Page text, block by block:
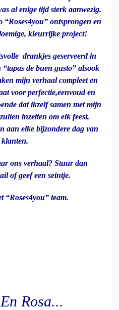
al enige tijd sterk aanwezig.
ontsprongen en
kleurrijke project!
drankjes geserveerd in
de buen gusto” alsook
mijn verhaal compleet en
voor perfectie,eenvoud en
dat ikzelf samen met mijn
inzetten om elk feest,
aan elke bijzondere dag van
klanten.
ons verhaal? Stuur dan
of geef een seintje.
“Roses4you” team.
Rosa...